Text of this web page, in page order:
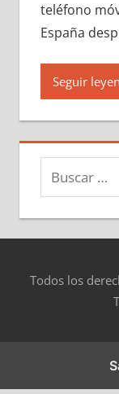
teléfono
España
Seguir
Buscar:
Todos los